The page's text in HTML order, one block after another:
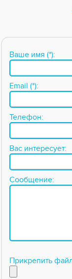
Ваше имя (*):
Email (*):
Телефон:
Вас интересует:
Сообщение:
Прикрепить